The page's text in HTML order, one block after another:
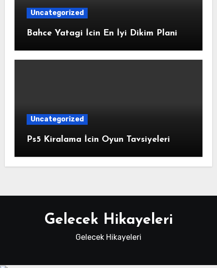
Uncategorized
Bahce Yatagi İcin En İyi Dikim Plani
Uncategorized
Ps5 Kiralama İcin Oyun Tavsiyeleri
Gelecek Hikayeleri
Gelecek Hikayeleri